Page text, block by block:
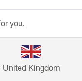
för kakel och
hurtigt, rent
you.
United Kingdom